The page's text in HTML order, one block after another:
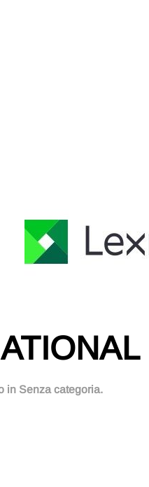
in Senza categoria.